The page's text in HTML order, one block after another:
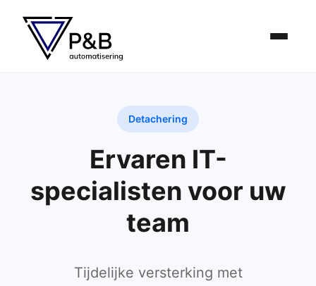
Detachering
Ervaren IT-
specialisten voor uw
team
Tijdelijke versterking met